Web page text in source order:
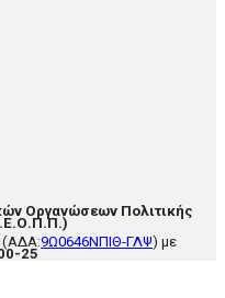
Οργανώσεων Πολιτικής
(ΑΔΑ:9Ω0646ΝΠΙΘ-ΓΛΨ) με
25